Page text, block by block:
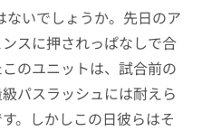
ないでしょうか。先日のア
スに押されっぱなしで合
のユニットは、試合前の
パスラッシュには耐えら
。しかしこの日彼らはそ